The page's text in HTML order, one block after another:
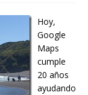
Hoy,
Google
Maps
cumple
20 años
ayudando